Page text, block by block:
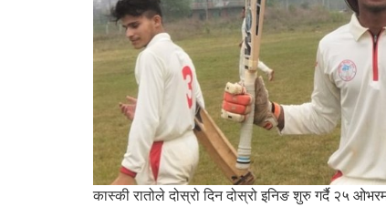
कास्की रातोले दोस्रो दिन दोस्रो इनिङ शुरु गर्दै २५